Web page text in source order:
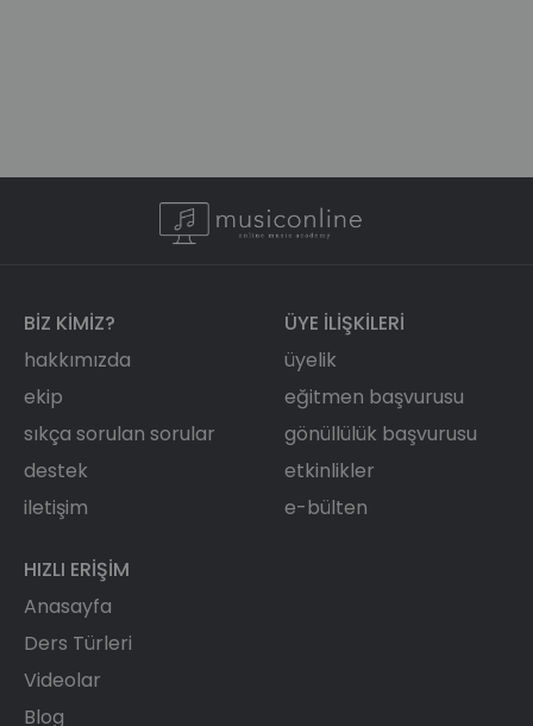
BIZ KIMIZ?
hakkımızda
ekip
sıkça sorulan sorular
destek
iletişim
ÜYE ILIŞKILERI
üyelik
eğitmen başvurusu
gönüllülük başvurusu
etkinlikler
e-bülten
HIZLI ERIŞIM
Anasayfa
Ders Türleri
Videolar
Blog